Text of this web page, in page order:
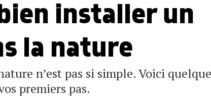
installer un
la nature
n’est pas si simple. Voici
premiers pas.